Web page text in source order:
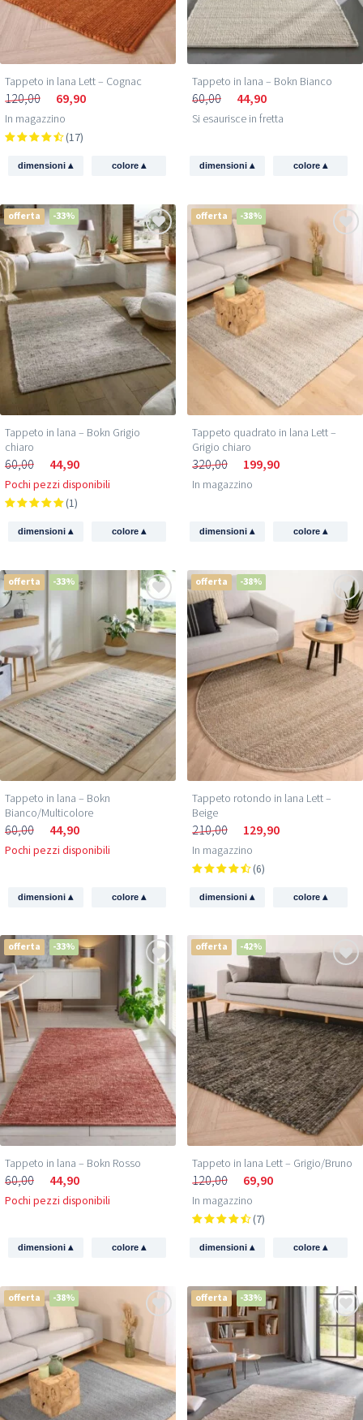
Tappeto in lana Lett – Cognac
120,00 69,90
In magazzino
(17)
dimensioni▴ colore ▴
Tappeto in lana – Bokn Bianco
60,00 44,90
Si esaurisce in fretta
dimensioni▴ colore ▴
offerta -33%
Tappeto in lana – Bokn Grigio
chiaro
60,00 44,90
Pochi pezzi disponibili
(1)
dimensioni▴ colore ▴
offerta -38%
Tappeto quadrato in lana Lett –
Grigio chiaro
320,00 199,90
In magazzino
dimensioni▴ colore ▴
offerta -33%
Tappeto in lana – Bokn
Bianco/Multicolore
60,00 44,90
Pochi pezzi disponibili
dimensioni▴ colore ▴
offerta -38%
Tappeto rotondo in lana Lett –
Beige
210,00 129,90
In magazzino
(6)
dimensioni▴ colore ▴
offerta -33%
Tappeto in lana – Bokn Rosso
60,00 44,90
Pochi pezzi disponibili
dimensioni▴ colore ▴
offerta -42%
Tappeto in lana Lett – Grigio/Bruno
120,00 69,90
In magazzino
(7)
dimensioni▴ colore ▴
offerta -38% offerta -33%
Ricevi 5 € di sconto
sul tuo primo acquisto!